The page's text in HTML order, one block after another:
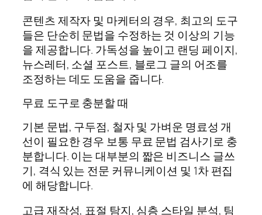
콘텐츠 제작자 및 마케터의 경우, 최고의 도구
들은 단순히 문법을 수정하는 것 이상의 기능
을 제공합니다. 가독성을 높이고 랜딩 페이지,
뉴스레터, 소셜 포스트, 블로그 글의 어조를
조정하는 데도 도움을 줍니다.
무료 도구로 충분할 때
기본 문법, 구두점, 철자 및 가벼운 명료성 개
선이 필요한 경우 보통 무료 문법 검사기로 충
분합니다. 이는 대부분의 짧은 비즈니스 글쓰
기, 격식 있는 전문 커뮤니케이션 및 1차 편집
에 해당합니다.
고급 재작성, 표절 탐지, 심층 스타일 분석, 팀